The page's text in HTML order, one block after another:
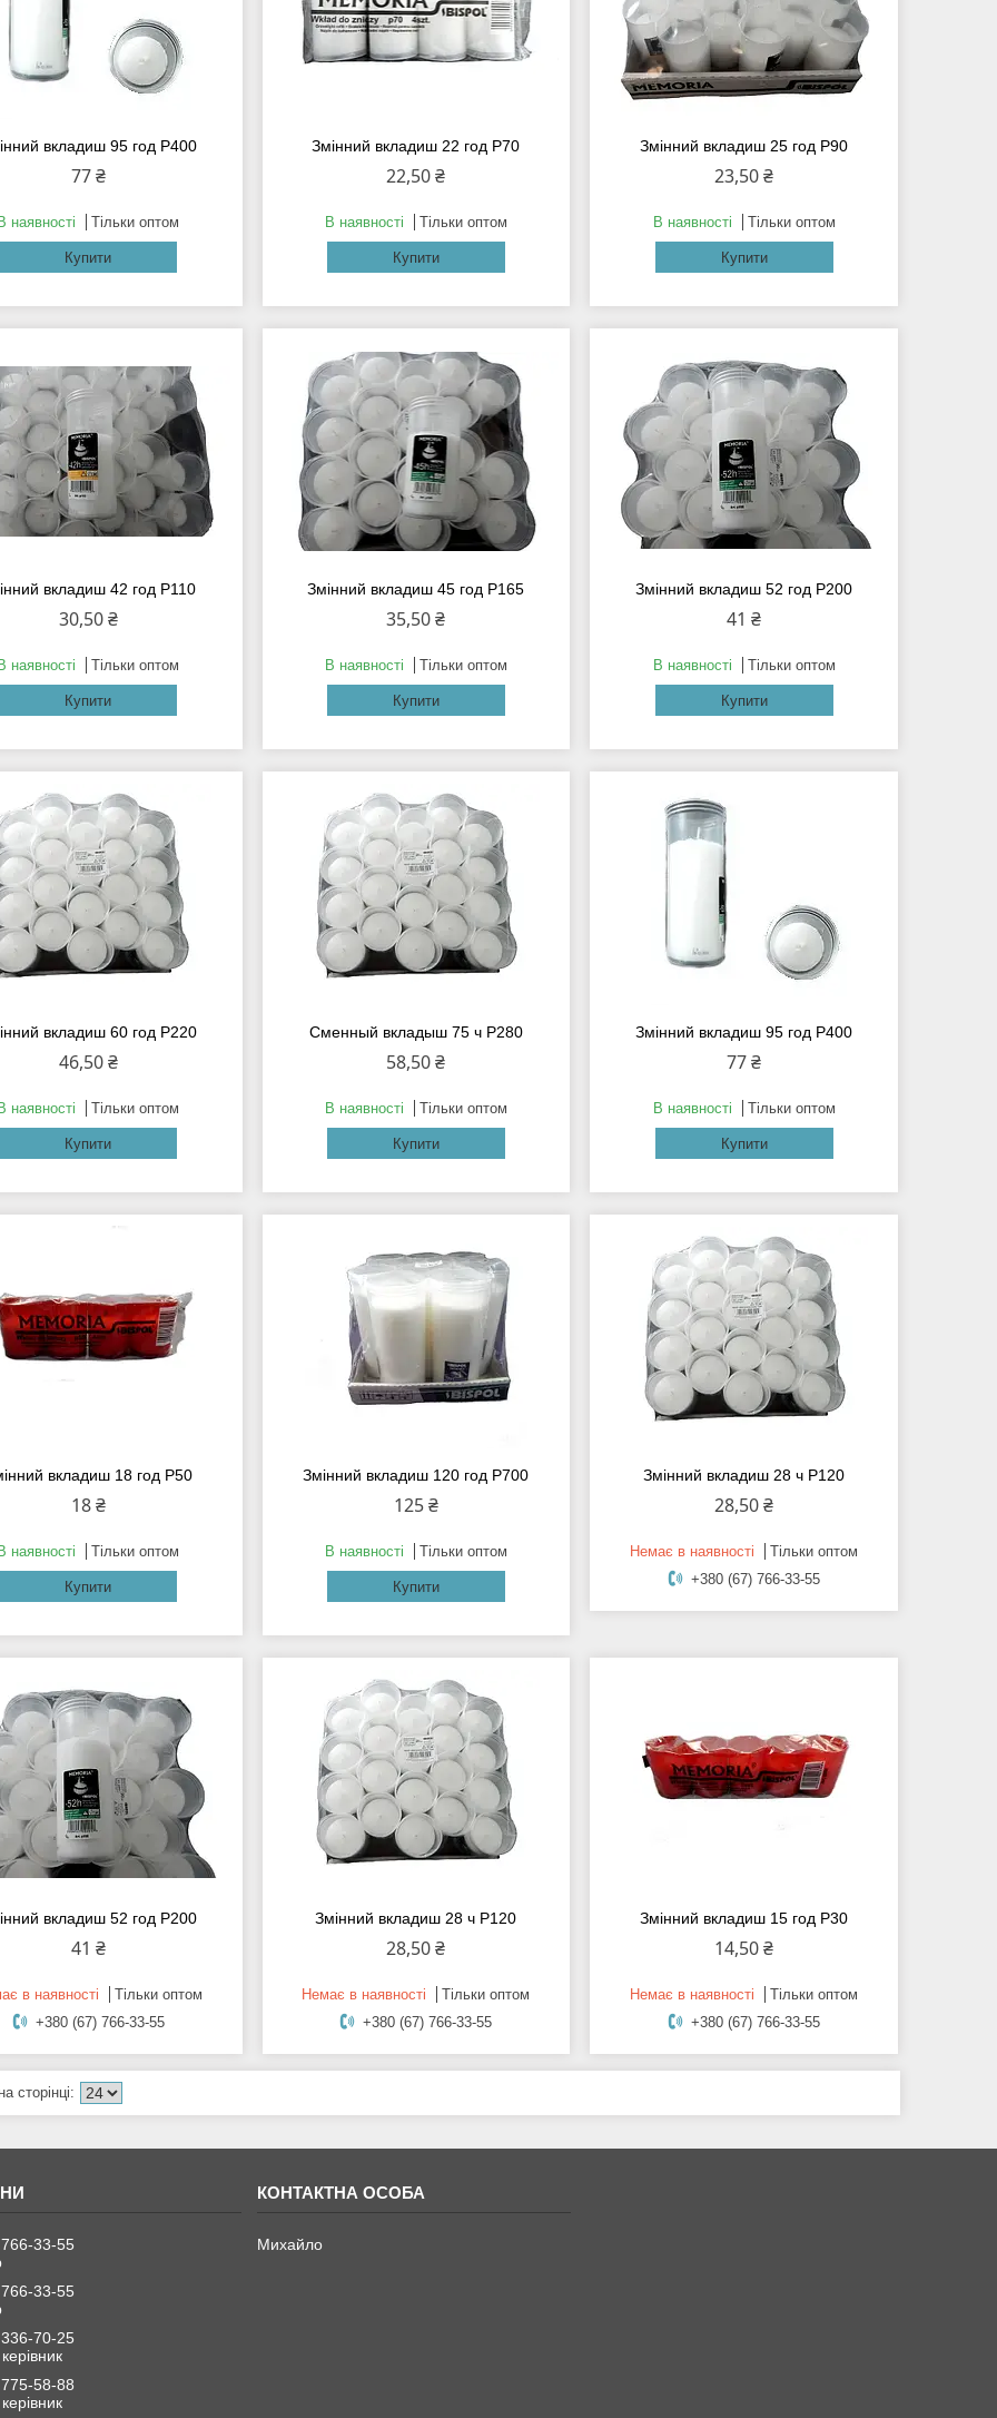
вкладиш 95 год Р400
77 ₴
наявності Тільки оптом
Купити
Змінний вкладиш 22 год Р70
22,50 ₴
В наявності Тільки оптом
Купити
Змінний вкладиш 25 год Р90
23,50 ₴
В наявності Тільки оптом
Купити
вкладиш 42 год Р110
30,50 ₴
наявності Тільки оптом
Купити
Змінний вкладиш 45 год Р165
35,50 ₴
В наявності Тільки оптом
Купити
Змінний вкладиш 52 год Р200
41 ₴
В наявності Тільки оптом
Купити
вкладиш 60 год Р220
46,50 ₴
наявності Тільки оптом
Купити
Сменный вкладыш 75 ч Р280
58,50 ₴
В наявності Тільки оптом
Купити
Змінний вкладиш 95 год Р400
77 ₴
В наявності Тільки оптом
Купити
вкладиш 18 год Р50
18 ₴
наявності Тільки оптом
Купити
Змінний вкладиш 120 год Р700
125 ₴
В наявності Тільки оптом
Купити
Змінний вкладиш 28 ч Р120
28,50 ₴
Немає в наявності
Тільки оптом
+380 (67) 766-33-55
вкладиш 52 год Р200
41 ₴
в наявності
Тільки оптом
+380 (67) 766-33-55
Змінний вкладиш 28 ч Р120
28,50 ₴
Немає в наявності
Тільки оптом
+380 (67) 766-33-55
Змінний вкладиш 15 год Р30
14,50 ₴
Немає в наявності
Тільки оптом
+380 (67) 766-33-55
33-55
33-55
70-25
58-88
Михайло